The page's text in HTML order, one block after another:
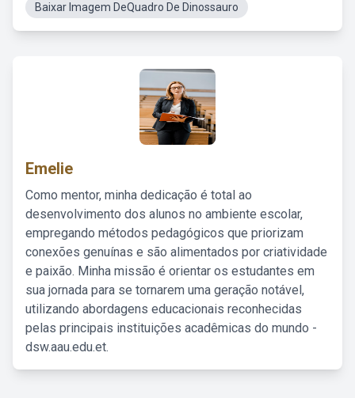
Baixar Imagem DeQuadro De Dinossauro
Emelie
Como mentor, minha dedicação é total ao
desenvolvimento dos alunos no ambiente escolar,
empregando métodos pedagógicos que priorizam
conexões genuínas e são alimentados por criatividade
e paixão. Minha missão é orientar os estudantes em
sua jornada para se tornarem uma geração notável,
utilizando abordagens educacionais reconhecidas
pelas principais instituições acadêmicas do mundo -
dsw.aau.edu.et.